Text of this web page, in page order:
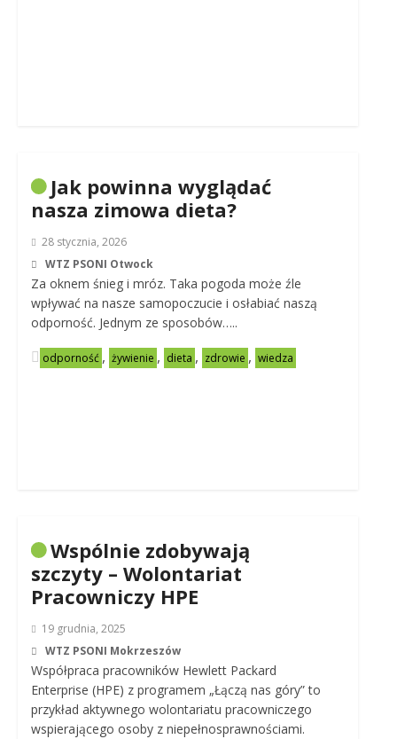
Jak powinna wyglądać
nasza zimowa dieta?
28 stycznia, 2026
WTZ PSONI Otwock
Za oknem śnieg i mróz. Taka pogoda może źle
wpływać na nasze samopoczucie i osłabiać naszą
odporność. Jednym ze sposobów…..
odporność , żywienie , dieta , zdrowie , wiedza
Wspólnie zdobywają
szczyty – Wolontariat
Pracowniczy HPE
19 grudnia, 2025
WTZ PSONI Mokrzeszów
Współpraca pracowników Hewlett Packard
Enterprise (HPE) z programem „Łączą nas góry” to
przykład aktywnego wolontariatu pracowniczego
wspierającego osoby z niepełnosprawnościami.